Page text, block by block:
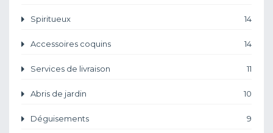
Spiritueux 14
Accessoires coquins 14
Services de livraison 11
Abris de jardin 10
Déguisements 9